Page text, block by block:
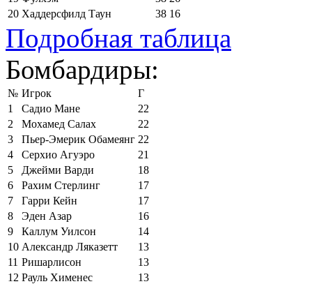
20 Хаддерсфилд Таун 38 16
Подробная таблица
Бомбардиры:
№ Игрок
Г
1
Садио Мане
22
2
Мохамед Салах
22
3
Пьер-Эмерик Обамеянг 22
4
Серхио Агуэро
21
5
Джейми Варди
18
6
Рахим Стерлинг
17
7
Гарри Кейн
17
8
Эден Азар
16
9
Каллум Уилсон
14
10 Александр Ляказетт
13
11 Ришарлисон
13
12 Рауль Хименес
13